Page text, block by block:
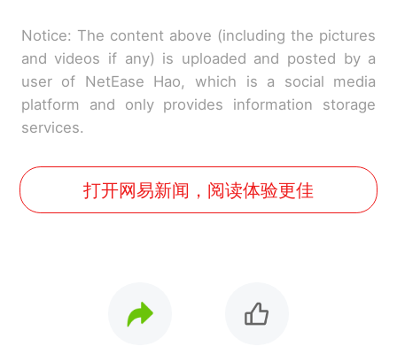
Notice: The content above (including the pictures
and videos if any) is uploaded and posted by a
user of NetEase Hao, which is a social media
platform and only provides information storage
services.
打开网易新闻，阅读体验更佳